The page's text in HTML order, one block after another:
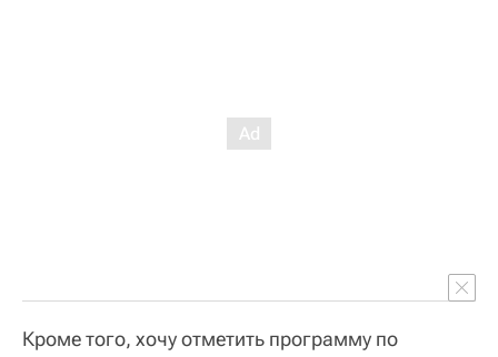
Кроме того, хочу отметить программу по